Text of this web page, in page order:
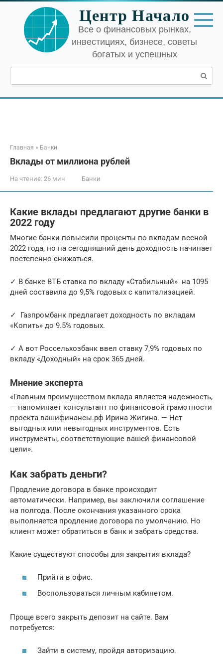
Перейти
контенту
Центр Начало
Все о финансовых рынках,
инвестициях, бизнесе, советы
богатых и успешных
Поиск:
Главная » Банки
Вклады от миллиона рублей
На чтение: 26 мин Банки
Какие вклады предлагают другие банки в
2022 году
Многие банки повысили проценты по вкладам весной
2022 года, но на сегодняшний день доходность начинает
постепенно снижаться.
✓ В банке ВТБ ставка по вкладу «Стабильный» на 1095
дней составила до 9,5% годовых с капитализацией.
✓ Газпромбанк предлагает доходность по вкладам
«Копить» до 9.5% годовых.
✓ А вот Россельхозбанк ввел ставку 7,9% годовых по
вкладу «Доходный» на срок 365 дней.
Мнение эксперта
«Главным преимуществом вклада является надежность,
— напоминает консультант по финансовой грамотности
проекта вашифинансы.рф Ирина Жигина. — Нет
выгодных или невыгодных инструментов. Есть
инструменты, соответствующие вашей финансовой
цели».
Как забрать деньги?
Продление договора в банке происходит
автоматически. Например, вы заключили соглашение
на полгода. После окончания указанного срока
выполняется продление договора по умолчанию. Но
клиент может обратиться в банк и забрать средства.
Какие существуют способы для закрытия вклада?
Прийти в офис.
Воспользоваться личным кабинетом.
Проще всего закрыть депозит на сайте. Вам
потребуется:
Зайти в систему, пройдя авторизацию.